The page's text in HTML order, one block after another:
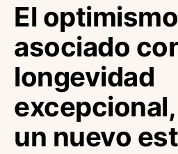
El
asociado
longevidad
un nuevo